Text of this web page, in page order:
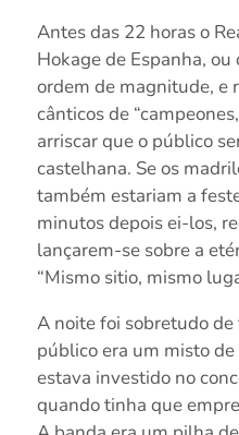
Antes das 22 horas o
Hokage de Espanha,
ordem de magnitude, e
cânticos de
arriscar que o público
castelhana. Se os
também estariam a
minutos depois ei-los,
lançarem-se sobre a
“Mismo sitio, mismo
A noite foi sobretudo
público era um misto
estava investido no
quando tinha que